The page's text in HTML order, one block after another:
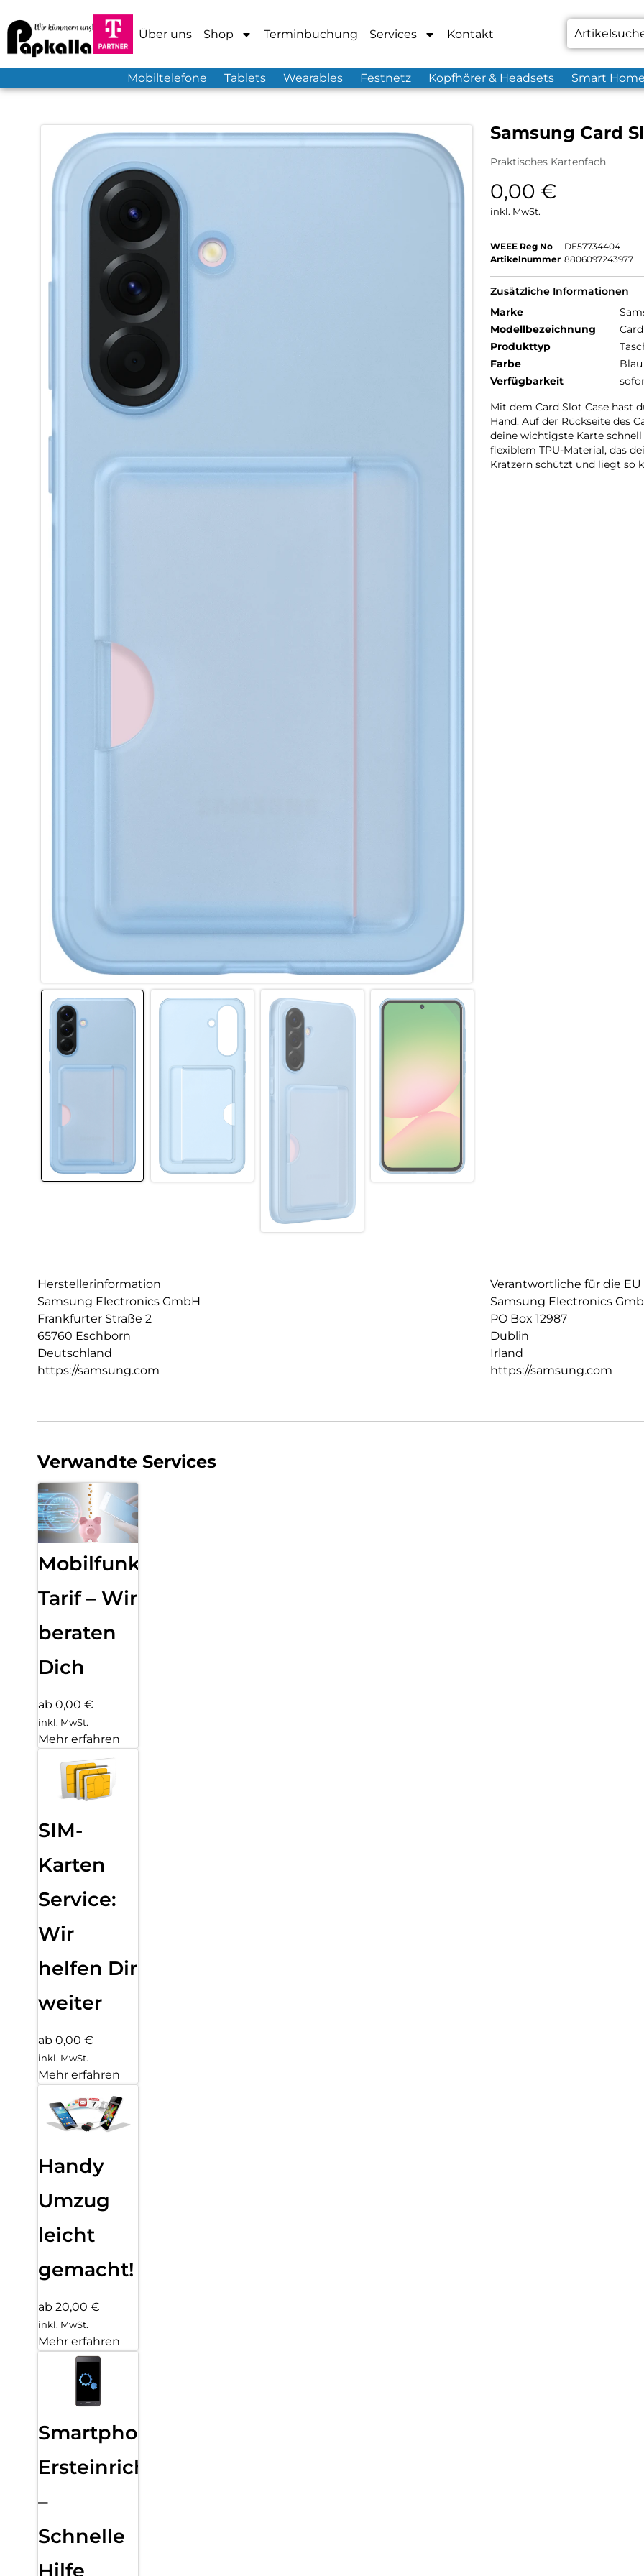
Über uns Shop Terminbuchung Services Kontakt
Mobiltelefone Tablets Wearables Festnetz Kopfhörer & Headsets Smart
Samsung Card
Praktisches Kartenfach
0,00 €
inkl. MwSt.
WEEE Reg No
DE57734404
Artikelnummer 8806097243977
Zusätzliche Informationen
Marke
Modellbezeichnung
Produkttyp
Farbe
Blau
Verfügbarkeit
Mit dem Card Slot Case hast
Hand. Auf der Rückseite des
deine wichtigste Karte
flexiblem TPU-Material, das
Kratzern schützt und liegt so
Herstellerinformation
Samsung Electronics GmbH
Frankfurter Straße 2
65760 Eschborn
Deutschland
https://samsung.com
Verantwortliche für die EU
Samsung Electronics
PO Box 12987
Dublin
Irland
https://samsung.com
Verwandte Services
Mobilfunk
Tarif – Wir
beraten
Dich
ab 0,00 €
inkl. MwSt.
Mehr erfahren
SIM-
Karten
Service:
Wir
helfen Dir
weiter
ab 0,00 €
inkl. MwSt.
Mehr erfahren
Handy
Umzug
leicht
gemacht!
ab 20,00 €
inkl. MwSt.
Mehr erfahren
Smartphone
Ersteinrichtung
–
Schnelle
Hilfe